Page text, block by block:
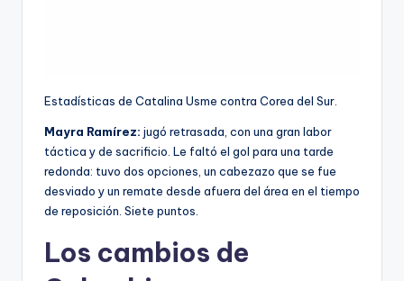
Estadísticas de Catalina Usme contra Corea del Sur.
Mayra Ramírez: jugó retrasada, con una gran labor
táctica y de sacrificio. Le faltó el gol para una tarde
redonda: tuvo dos opciones, un cabezazo que se fue
desviado y un remate desde afuera del área en el tiempo
de reposición. Siete puntos.
Los cambios de